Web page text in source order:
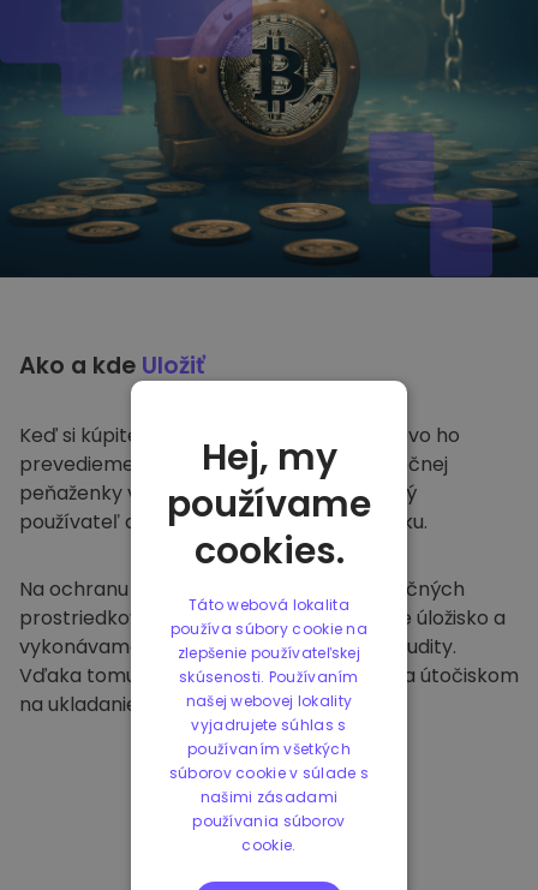
Ako a kde Uložiť
Keď si kúpite na Kriptomat
, bezproblémovo ho
prevedieme do vašej vyhradenej a bezpečnej
peňaženky v rámci našej platformy. Každý
používateľ dostane individuálnu peňaženku.
Na ochranu našich zákazníkov a ich finančných
prostriedkov ponúkame bezpečné offline úložisko a
vykonávame pravidelné bezpečnostné audity.
Vďaka tomuto prístupu je naša platforma útočiskom
na ukladanie a iných kryptomien.
Hej, my
používame
cookies.
Táto webová lokalita
používa súbory cookie na
zlepšenie používateľskej
skúsenosti. Používaním
našej webovej lokality
vyjadrujete súhlas s
používaním všetkých
súborov cookie v súlade s
našimi zásadami
používania súborov
cookie.